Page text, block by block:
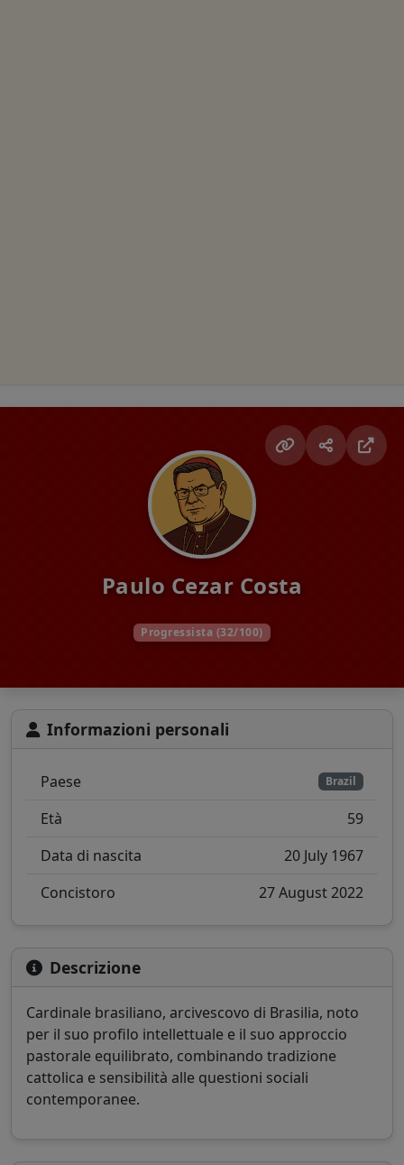
Paulo Cezar Costa
Progressista (32/100)
Informazioni personali
Paese Brazil
Età
59
Data di nascita
20 July 1967
Concistoro
27 August 2022
Descrizione
Cardinale brasiliano, arcivescovo di Brasilia, noto
per il suo profilo intellettuale e il suo approccio
pastorale equilibrato, combinando tradizione
cattolica e sensibilità alle questioni sociali
contemporanee.